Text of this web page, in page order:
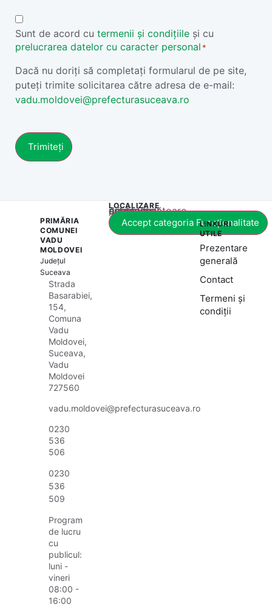
Termeni
și
Condiții
Sunt de acord cu termenii și condițiile și cu
prelucrarea datelor cu caracter personal *
Dacă nu doriți să completați formularul de pe site,
puteți trimite solicitarea către adresa de e-mail:
vadu.moldovei@prefecturasuceava.ro
PRIMĂRIA
COMUNEI
VADU
MOLDOVEI
Județul
Suceava
Strada
Basarabiei,
154,
Comuna
Vadu
Moldovei,
Suceava,
Vadu
Moldovei
727560
vadu.moldovei@prefecturasuceava.ro
0230
536
506
0230
536
509
Program
de lucru
cu
publicul:
luni -
vineri
08:00 -
16:00
LOCALIZARE
Acest conținut este blocat până când acceptați categoria corespunzătoare de cookie-uri.
Accept categoria Funcționalitate
LINKURI
UTILE
Prezentare
generală
Contact
Termeni și
condiții